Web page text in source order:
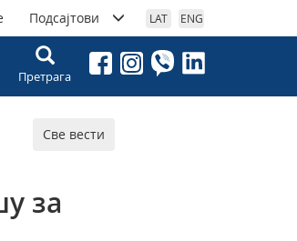
Претрага
Подсајтови LAT ENG
Све вести
за